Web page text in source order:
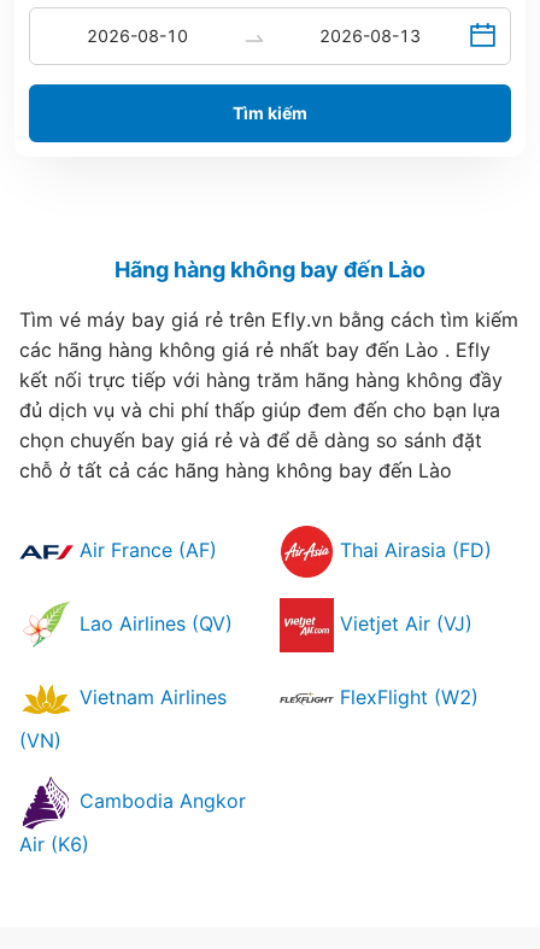
Tìm kiếm
Hãng hàng không bay đến Lào
Tìm vé máy bay giá rẻ trên Efly.vn bằng cách tìm kiếm
các hãng hàng không giá rẻ nhất bay đến Lào . Efly
kết nối trực tiếp với hàng trăm hãng hàng không đầy
đủ dịch vụ và chi phí thấp giúp đem đến cho bạn lựa
chọn chuyến bay giá rẻ và để dễ dàng so sánh đặt
chỗ ở tất cả các hãng hàng không bay đến Lào
Air France (AF) Thai Airasia (FD)
Lao Airlines (QV) Vietjet Air (VJ)
Vietnam Airlines
(VN)
FlexFlight (W2)
Cambodia Angkor
Air (K6)